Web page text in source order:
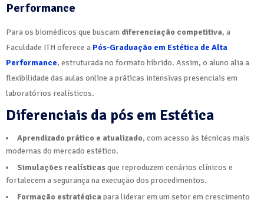
Performance
Para os biomédicos que buscam diferenciação competitiva, a
Faculdade ITH oferece a Pós-Graduação em Estética de Alta
Performance, estruturada no formato híbrido. Assim, o aluno alia a
flexibilidade das aulas online a práticas intensivas presenciais em
laboratórios realísticos.
Diferenciais da pós em Estética
Aprendizado prático e atualizado, com acesso às técnicas mais
modernas do mercado estético.
Simulações realísticasque reproduzem cenários clínicos e
fortalecem a segurança na execução dos procedimentos.
Formação estratégica para liderar em um setor em crescimento